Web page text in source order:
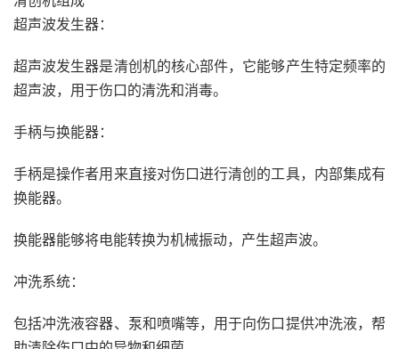
超声波发生器：
超声波发生器是清创机的核心部件，它能够产生特定频率的
超声波，用于伤口的清洗和消毒。
手柄与换能器：
手柄是操作者用来直接对伤口进行清创的工具，内部集成有
换能器。
换能器能够将电能转换为机械振动，产生超声波。
冲洗系统：
包括冲洗液容器、泵和喷嘴等，用于向伤口提供冲洗液，帮